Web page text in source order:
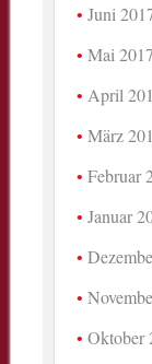
Juni
Mai 2017
April
März
Februar
Januar
Oktober